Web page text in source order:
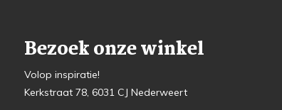
Bezoek onze winkel
Volop inspiratie!
Kerkstraat 78, 6031 CJ Nederweert